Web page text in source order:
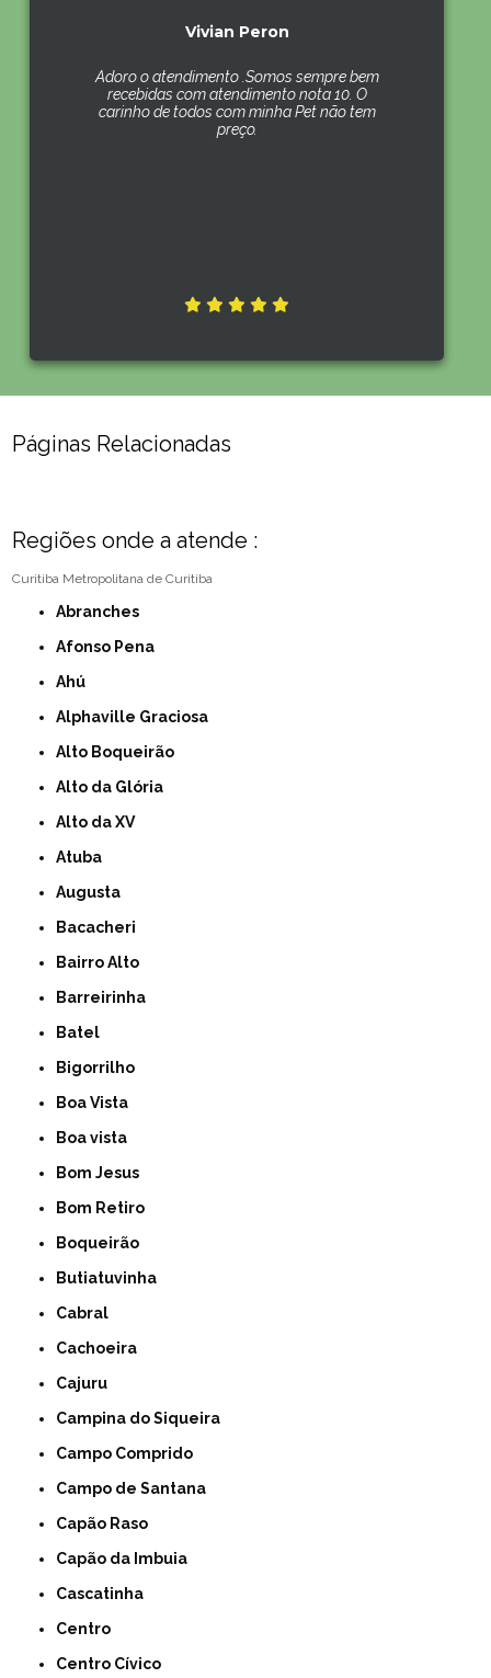
Vivian Peron
Adoro o atendimento .Somos sempre bem
recebidas com atendimento nota 10. O
carinho de todos com minha Pet não tem
preço.
Páginas Relacionadas
Regiões onde a atende :
Curitiba Metropolitana de Curitiba
Abranches
Afonso Pena
Ahú
Alphaville Graciosa
Alto Boqueirão
Alto da Glória
Alto da XV
Atuba
Augusta
Bacacheri
Bairro Alto
Barreirinha
Batel
Bigorrilho
Boa Vista
Boa vista
Bom Jesus
Bom Retiro
Boqueirão
Butiatuvinha
Cabral
Cachoeira
Cajuru
Campina do Siqueira
Campo Comprido
Campo de Santana
Capão Raso
Capão da Imbuia
Cascatinha
Centro
Centro Cívico